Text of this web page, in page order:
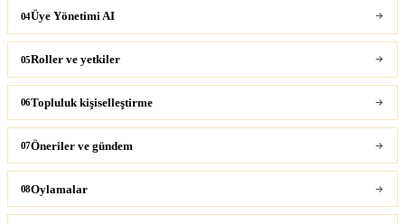
04Üye Yönetimi AI
05Roller ve yetkiler
06Topluluk kişiselleştirme
07Öneriler ve gündem
08Oylamalar